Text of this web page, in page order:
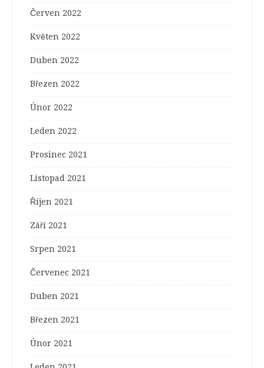
Červen 2022
Květen 2022
Duben 2022
Březen 2022
Únor 2022
Leden 2022
Prosinec 2021
Listopad 2021
Říjen 2021
Září 2021
Srpen 2021
Červenec 2021
Duben 2021
Březen 2021
Únor 2021